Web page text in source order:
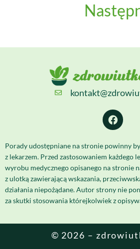
Porady udostępniane na stronie powinny
z lekarzem. Przed zastosowaniem każdego
wyrobu medycznego opisanego na stronie
z ulotką zawierającą wskazania,
działania niepożądane. Autor strony nie
za skutki stosowania którejkolwiek z
© 2026 –